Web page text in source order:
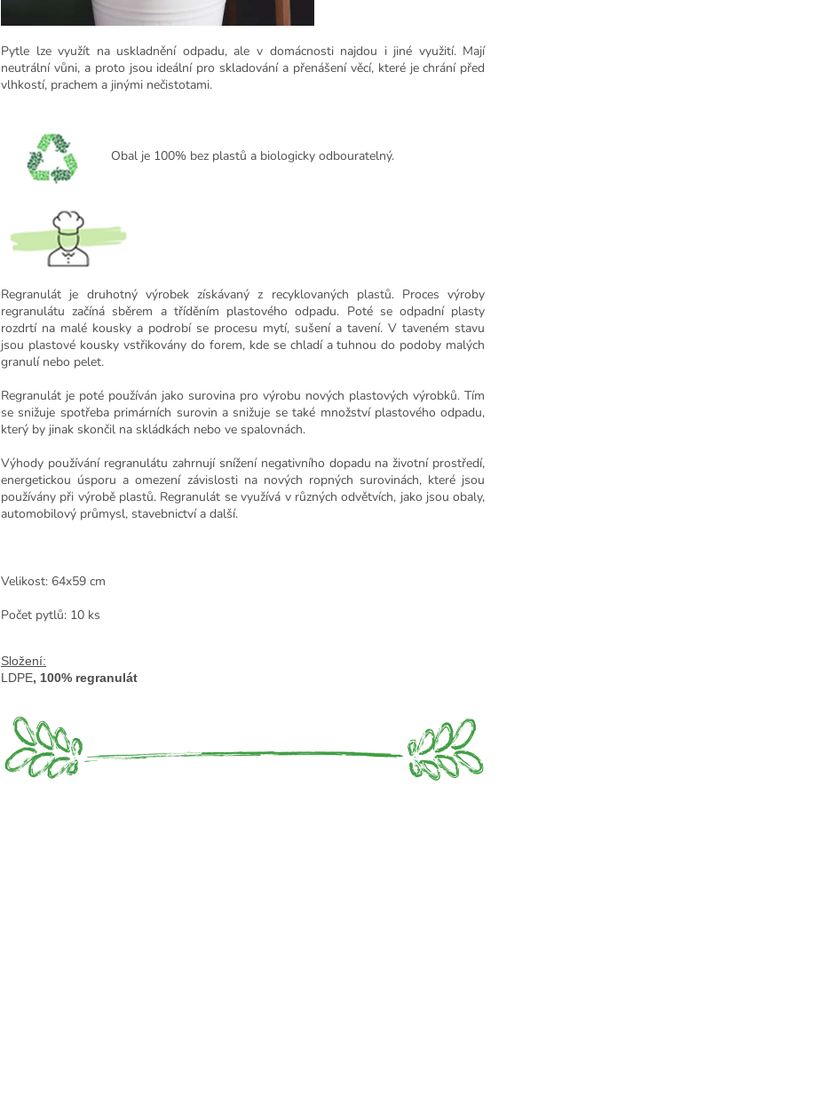
Pytle lze využít na uskladnění odpadu, ale v domácnosti najdou i jiné využití. Mají
neutrální vůni, a proto jsou ideální pro skladování a přenášení věcí, které je chrání před
vlhkostí, prachem a jinými nečistotami.
Obal je 100% bez plastů a biologicky odbouratelný.
Regranulát je druhotný výrobek získávaný z recyklovaných plastů. Proces výroby
regranulátu začíná sběrem a tříděním plastového odpadu. Poté se odpadní plasty
rozdrtí na malé kousky a podrobí se procesu mytí, sušení a tavení. V taveném stavu
jsou plastové kousky vstřikovány do forem, kde se chladí a tuhnou do podoby malých
granulí nebo pelet.
Regranulát je poté používán jako surovina pro výrobu nových plastových výrobků. Tím
se snižuje spotřeba primárních surovin a snižuje se také množství plastového odpadu,
který by jinak skončil na skládkách nebo ve spalovnách.
Výhody používání regranulátu zahrnují snížení negativního dopadu na životní prostředí,
energetickou úsporu a omezení závislosti na nových ropných surovinách, které jsou
používány při výrobě plastů. Regranulát se využívá v různých odvětvích, jako jsou obaly,
automobilový průmysl, stavebnictví a další.
Velikost: 64x59 cm
Počet pytlů: 10 ks
Složení:
LDPE, 100% regranulát